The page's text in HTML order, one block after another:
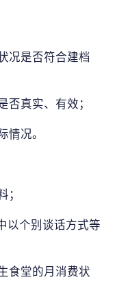
况是否符合建档
否真实、有效；
情况。
；
以个别谈话方式等
食堂的月消费状